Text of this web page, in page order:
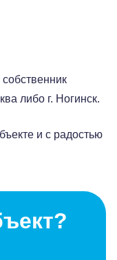
либо г. Ногинск.
и с радостью